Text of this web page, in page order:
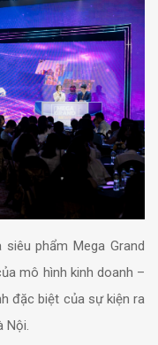
phẩm Mega Grand
mô hình kinh doanh –
đặc biệt của sự kiện ra
Nội.